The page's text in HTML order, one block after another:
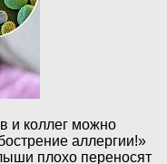
и коллег можно
аллергии!»
плохо переносят